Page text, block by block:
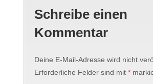
Schreibe einen
Kommentar
Deine E-Mail-Adresse wird nicht
Erforderliche Felder sind mit *